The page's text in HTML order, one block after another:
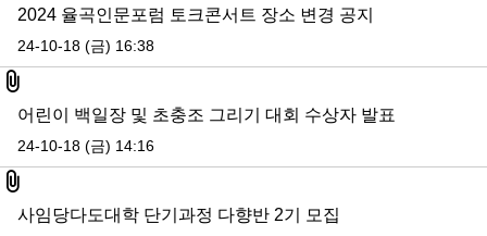
2024 율곡인문포럼 토크콘서트 장소 변경 공지
24-10-18 (금) 16:38
첨부파일
어린이 백일장 및 초충조 그리기 대회 수상자 발표
24-10-18 (금) 14:16
첨부파일
사임당다도대학 단기과정 다향반 2기 모집